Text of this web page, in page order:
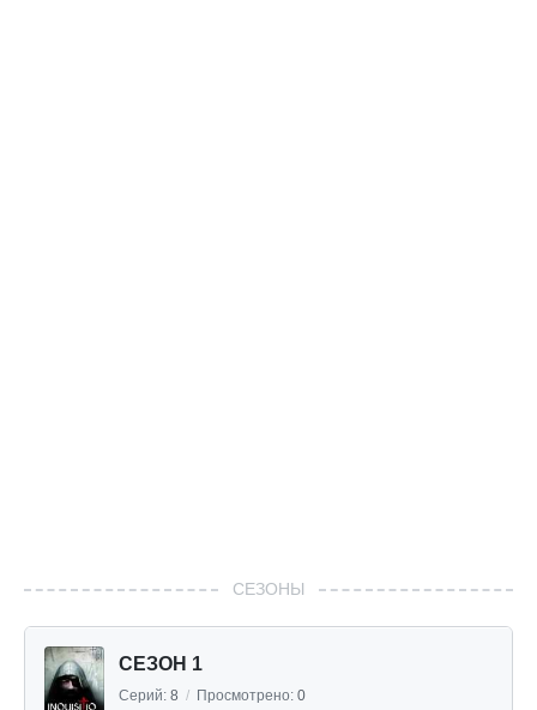
СЕЗОНЫ
СЕЗОН 1
Серий: 8 / Просмотрено: 0